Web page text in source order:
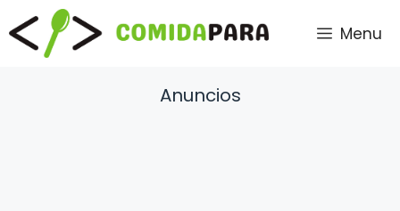
Saltar
al
contenido
Menu
Anuncios